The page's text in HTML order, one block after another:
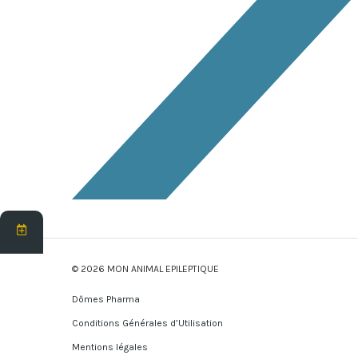
© 2026 MON ANIMAL EPILEPTIQUE
Dômes Pharma
Conditions Générales d’Utilisation
Mentions légales